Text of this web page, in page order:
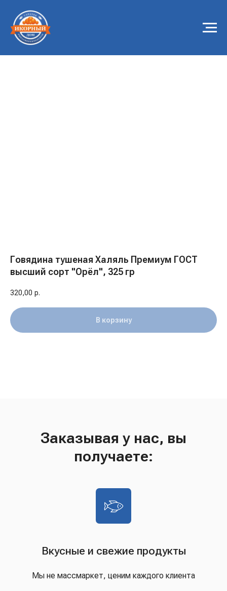
Говядина тушеная Халяль Премиум ГОСТ
высший сорт "Орёл", 325 гр
320,00 р.
В корзину
Заказывая у нас, вы
получаете:
Вкусные и свежие продукты
Мы не массмаркет, ценим каждого клиента